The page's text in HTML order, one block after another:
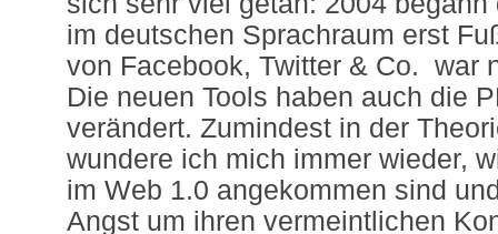
im deutschen Sprachraum erst
von Facebook, Twitter & Co. war
Die neuen Tools haben auch die
verändert. Zumindest in der
wundere ich mich immer wieder,
im Web 1.0 angekommen sind
Angst um ihren vermeintlichen